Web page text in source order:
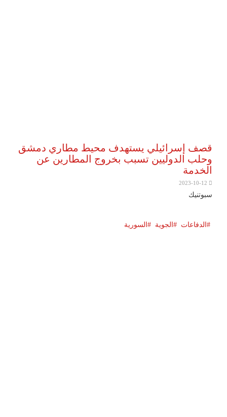
قصف إسرائيلي يستهدف محيط مطاري دمشق
وحلب الدوليين تسبب بخروج المطارين عن
الخدمة
سبوتنيك
الدفاعات الجوية السورية